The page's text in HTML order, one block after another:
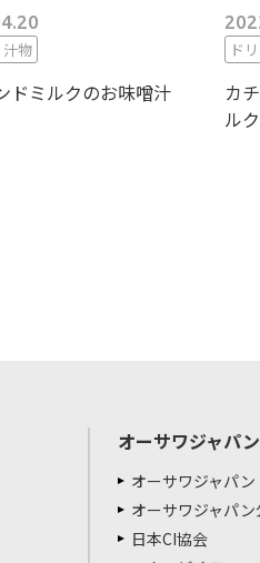
汁物
ドミルクのお味噌汁
ド
カ
ル
オーサワジャパ
オーサワジャパン
オーサワジャパ
日本CI協会